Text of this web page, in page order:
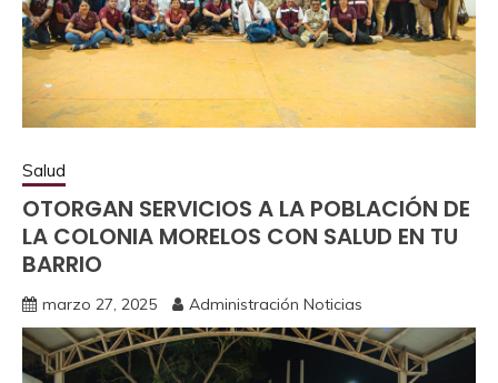
Salud
OTORGAN SERVICIOS A LA POBLACIÓN DE
LA COLONIA MORELOS CON SALUD EN TU
BARRIO
marzo 27, 2025 Administración Noticias